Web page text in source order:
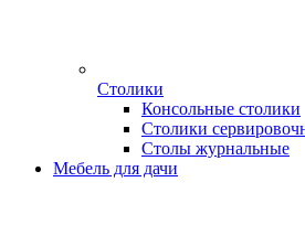
Столики
Консольные столики
Столики
Столы журнальные
Мебель для дачи